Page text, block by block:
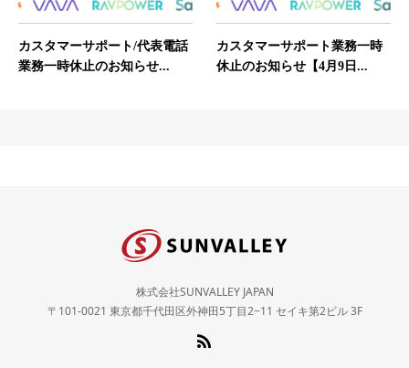
カスタマーサポート/代表電話
業務一時休止のお知らせ...
カスタマーサポート業務一時
休止のお知らせ【4月9日...
株式会社SUNVALLEY JAPAN
〒101-0021 東京都千代田区外神田5丁目2−11 セイキ第2ビル 3F